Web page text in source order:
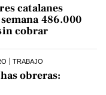
catalanes
486.000
cobrar
TRABAJO
obreras: